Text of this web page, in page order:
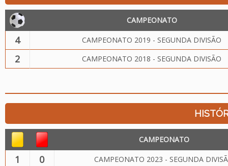
CAMPEONATO
4 CAMPEONATO 2019 - SEGUNDA DIVISÃO
2 CAMPEONATO 2018 - SEGUNDA DIVISÃO
CAMPEONATO
1 0 CAMPEONATO 2023 - SEGUNDA